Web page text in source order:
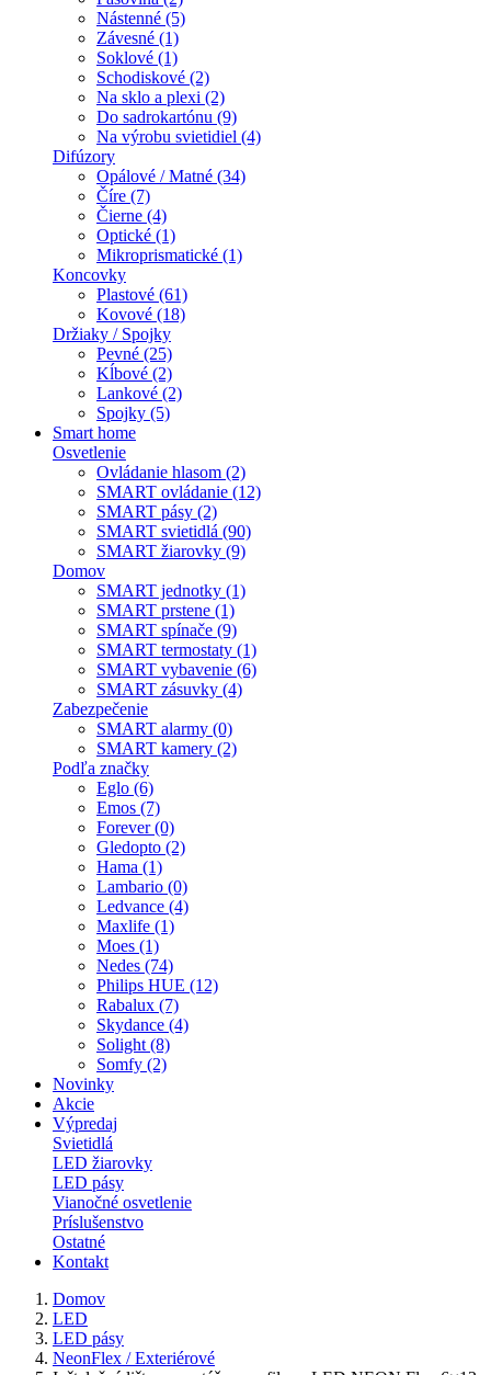
Nástenné (5)
Závesné (1)
Soklové (1)
Schodiskové (2)
Na sklo a plexi (2)
Do sadrokartónu (9)
Na výrobu svietidiel (4)
Difúzory
Opálové / Matné (34)
Číre (7)
Čierne (4)
Optické (1)
Mikroprismatické (1)
Koncovky
Plastové (61)
Kovové (18)
Držiaky / Spojky
Pevné (25)
Kĺbové (2)
Lankové (2)
Spojky (5)
Smart home
Osvetlenie
Ovládanie hlasom (2)
SMART ovládanie (12)
SMART pásy (2)
SMART svietidlá (90)
SMART žiarovky (9)
Domov
SMART jednotky (1)
SMART prstene (1)
SMART spínače (9)
SMART termostaty (1)
SMART vybavenie (6)
SMART zásuvky (4)
Zabezpečenie
SMART alarmy (0)
SMART kamery (2)
Podľa značky
Eglo (6)
Emos (7)
Forever (0)
Gledopto (2)
Hama (1)
Lambario (0)
Ledvance (4)
Maxlife (1)
Moes (1)
Nedes (74)
Philips HUE (12)
Rabalux (7)
Skydance (4)
Solight (8)
Somfy (2)
Novinky
Akcie
Výpredaj
Svietidlá
LED žiarovky
LED pásy
Vianočné osvetlenie
Príslušenstvo
Ostatné
Kontakt
Domov
LED
LED pásy
NeonFlex / Exteriérové